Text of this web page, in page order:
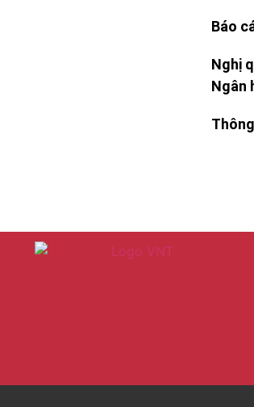
Báo
Nghị
Ngân